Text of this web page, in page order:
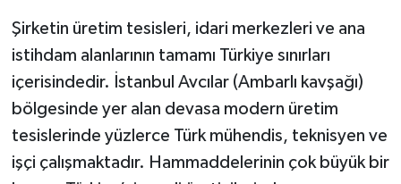
Şirketin üretim tesisleri, idari merkezleri ve ana
istihdam alanlarının tamamı Türkiye sınırları
içerisindedir. İstanbul Avcılar (Ambarlı kavşağı)
bölgesinde yer alan devasa modern üretim
tesislerinde yüzlerce Türk mühendis, teknisyen ve
işçi çalışmaktadır. Hammaddelerinin çok büyük bir